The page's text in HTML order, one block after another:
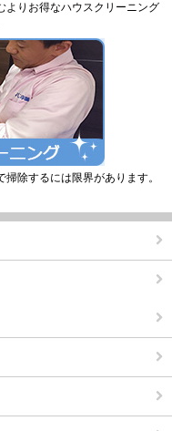
よりお得なハウスクリーニング
除するには限界があります。